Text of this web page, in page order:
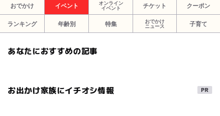
おでかけ イベント
オンライン
イベント
チケット クーポン
ランキング 年齢別 特集
おでかけ
ニュース
子育て
あなたにおすすめの記事
お出かけ家族にイチオシ情報